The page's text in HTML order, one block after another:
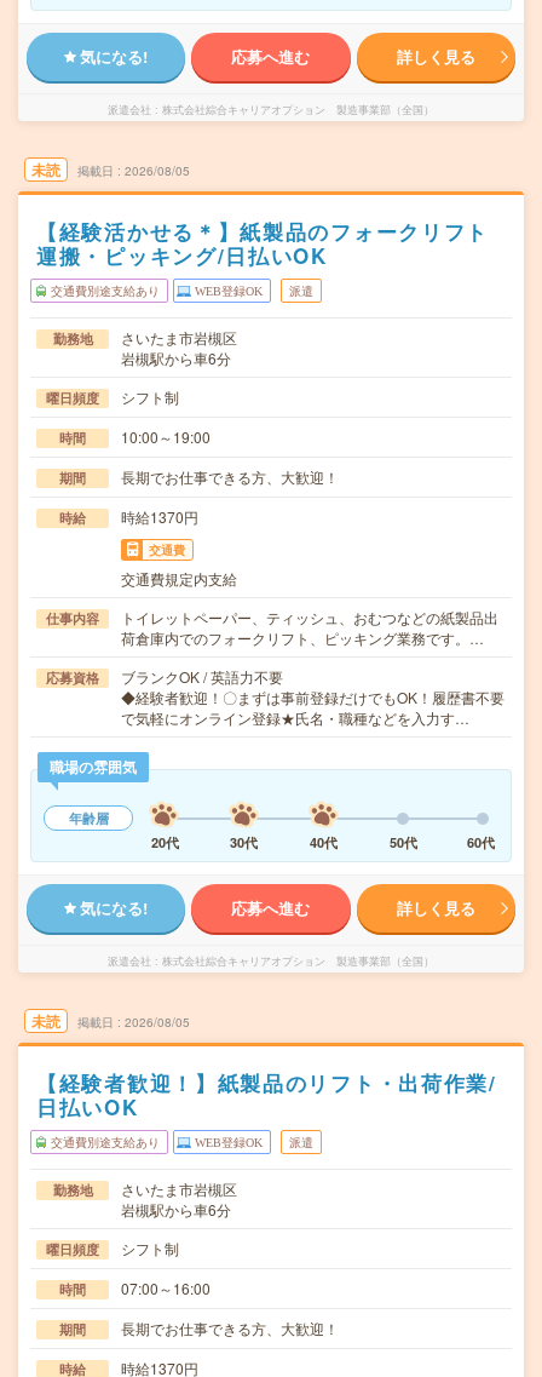
気になる! 応募へ進む 詳しく見る
派遣会社 株式会社綜合キャリアオプション 製造事業部（全国）
未読 掲載日 2026/08/05
【経験活かせる＊】紙製品のフォークリフト
運搬・ピッキング/日払いOK
交通費別途支給あり WEB登録OK 派遣
勤務地
さいたま市岩槻区
岩槻駅から車6分
曜日頻度 シフト制
時間 10:00～19:00
期間 長期でお仕事できる方、大歓迎！
時給 時給1370円
交通費
交通費規定内支給
仕事内容
トイレットペーパー、ティッシュ、おむつなどの紙製品出
荷倉庫内でのフォークリフト、ピッキング業務です。…
応募資格
ブランクOK / 英語力不要
◆経験者歓迎！〇まずは事前登録だけでもOK！履歴書不要
で気軽にオンライン登録★氏名・職種などを入力す…
職場の雰囲気
年齢層
20代
30代 40代 50代 60代
気になる! 応募へ進む 詳しく見る
派遣会社 株式会社綜合キャリアオプション 製造事業部（全国）
未読 掲載日 2026/08/05
【経験者歓迎！】紙製品のリフト・出荷作業/
日払いOK
交通費別途支給あり WEB登録OK 派遣
勤務地
さいたま市岩槻区
岩槻駅から車6分
曜日頻度 シフト制
時間 07:00～16:00
期間 長期でお仕事できる方、大歓迎！
時給 時給1370円